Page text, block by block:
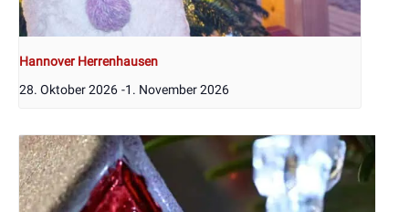
Hannover Herrenhausen
28. Oktober 2026 -1. November 2026